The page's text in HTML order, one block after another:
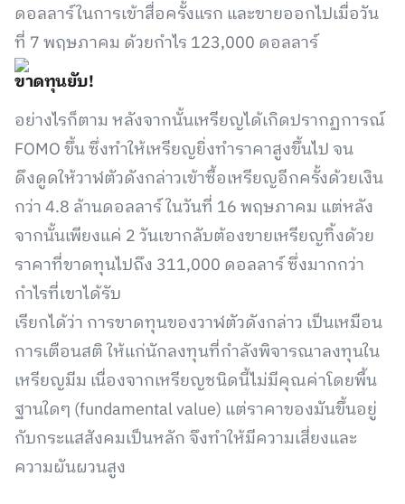
ดอลลาร์ในการเข้าสื่อครั้งแรก และขายออกไปเมื่อวัน
ที่ 7 พฤษภาคม ด้วยกำไร 123,000 ดอลลาร์
ขาดทุนยับ!
อย่างไรก็ตาม หลังจากนั้นเหรียญได้เกิดปรากฏการณ์
FOMO ขึ้น ซึ่งทำให้เหรียญยิ่งทำราคาสูงขึ้นไป จน
ดึงดูดให้วาฬตัวดังกล่าวเข้าซื้อเหรียญอีกครั้งด้วยเงิน
กว่า 4.8 ล้านดอลลาร์ ในวันที่ 16 พฤษภาคม แต่หลัง
จากนั้นเพียงแค่ 2 วันเขากลับต้องขายเหรียญทิ้งด้วย
ราคาที่ขาดทุนไปถึง 311,000 ดอลลาร์ ซึ่งมากกว่า
กำไรที่เขาได้รับ
เรียกได้ว่า การขาดทุนของวาฬตัวดังกล่าว เป็นเหมือน
การเตือนสติ ให้แก่นักลงทุนที่กำลังพิจารณาลงทุนใน
เหรียญมีม เนื่องจากเหรียญชนิดนี้ไม่มีคุณค่าโดยพื้น
ฐานใดๆ (fundamental value) แต่ราคาของมันขึ้นอยู่
กับกระแสสังคมเป็นหลัก จึงทำให้มีความเสี่ยงและ
ความผันผวนสูง